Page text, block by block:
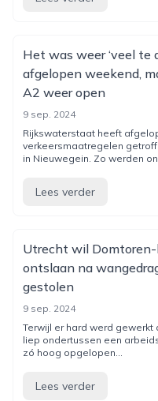
Het was weer ‘veel te
afgelopen weekend,
A2 weer open
9 sep. 2024
Rijkswaterstaat heeft
verkeersmaatregelen
in Nieuwegein. Zo werden
Lees verder
Utrecht wil
ontslaan na
gestolen
9 sep. 2024
Terwijl er hard werd
liep ondertussen een
zó hoog opgelopen...
Lees verder